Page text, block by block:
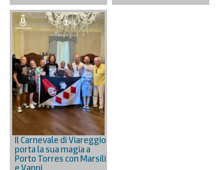
Il Carnevale di Viareggio
porta la sua magia a
Porto Torres con Marsili